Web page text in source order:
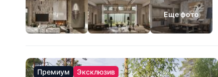
Еще фото
Премиум Эксклюзив